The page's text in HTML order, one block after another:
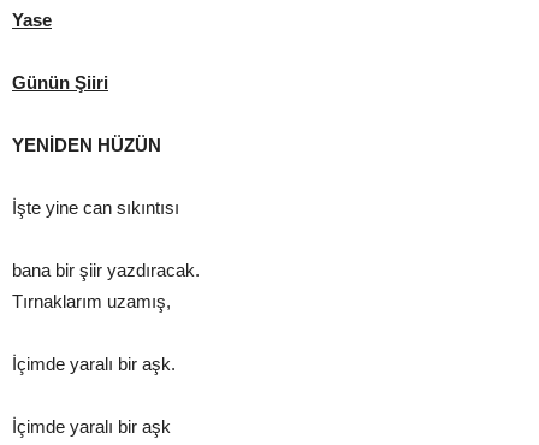
Yase
Günün Şiiri
YENİDEN HÜZÜN
İşte yine can sıkıntısı
bana bir şiir yazdıracak.
Tırnaklarım uzamış,
İçimde yaralı bir aşk.
İçimde yaralı bir aşk